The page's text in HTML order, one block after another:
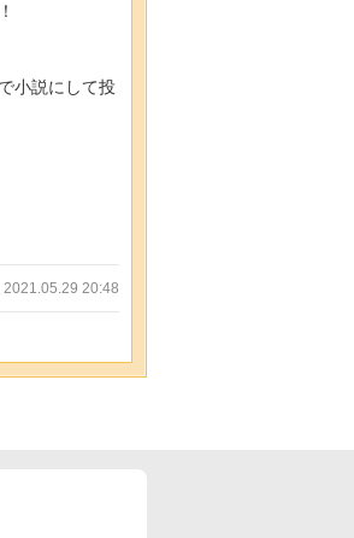
小説にして投
2021.05.29 20:48